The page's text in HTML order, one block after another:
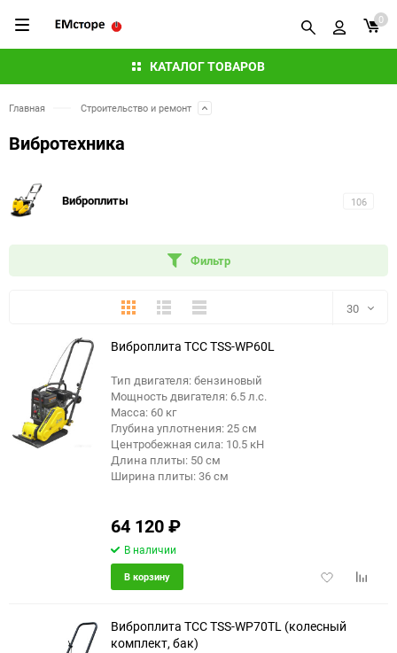
КАТАЛОГ ТОВАРОВ
0
Главная Строительство и ремонт
Вибротехника
106
Виброплиты
Фильтр
ПлиткаПодробноКомпактно 30
Виброплита ТСС TSS-WP60L
Тип двигателя: бензиновый
Мощность двигателя: 6.5 л.с.
Масса: 60 кг
Глубина уплотнения: 25 см
Центробежная сила: 10.5 кН
Длина плиты: 50 см
Ширина плиты: 36 см
64 120₽
В наличии
Добавить
В корзину
Виброплита ТСС TSS-WP70TL (колесный
комплект, бак)